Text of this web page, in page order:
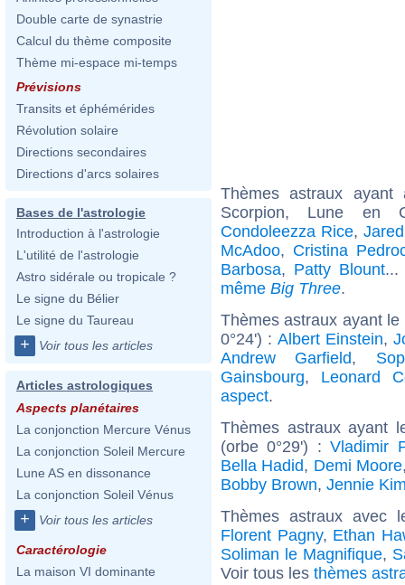
Double carte de synastrie
Calcul du thème composite
Thème mi-espace mi-temps
Prévisions
Transits et éphémérides
Révolution solaire
Directions secondaires
Directions d'arcs solaires
Bases de l'astrologie
Introduction à l'astrologie
L'utilité de l'astrologie
Astro sidérale ou tropicale ?
Le signe du Bélier
Le signe du Taureau
+ Voir tous les articles
Articles astrologiques
Aspects planétaires
La conjonction Mercure Vénus
La conjonction Soleil Mercure
Lune AS en dissonance
La conjonction Soleil Vénus
+ Voir tous les articles
Caractérologie
La maison VI dominante
Thèmes astraux
Scorpion, Lune en
Condoleezza Rice,
McAdoo, Cristina
Barbosa, Patty Blount...
même Big Three.
Thèmes astraux ayant
0°24') : Albert Einstein,
Andrew Garfield,
Gainsbourg, Leonard
aspect.
Thèmes astraux ayant
(orbe 0°29') :Vladimir
Bella Hadid, Demi Moore
Bobby Brown, Jennie
Thèmes astraux avec
Florent Pagny, Ethan
Soliman le Magnifique,
Voir tous les thèmes